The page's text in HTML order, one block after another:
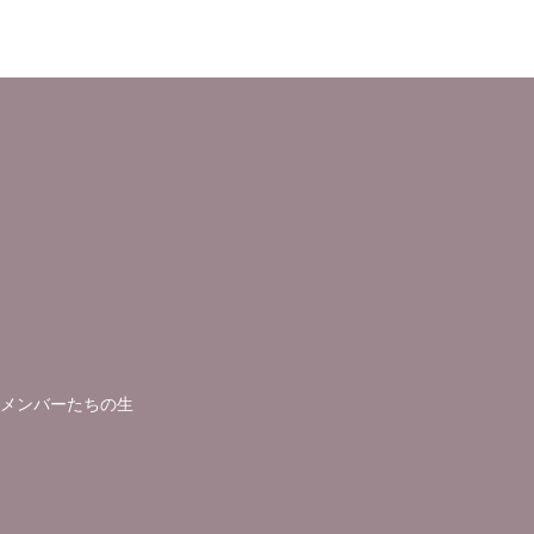
ンバーたちの生